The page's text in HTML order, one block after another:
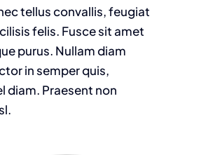
tellus convallis, feugiat
felis. Fusce sit amet
purus. Nullam diam
in semper quis,
diam. Praesent non